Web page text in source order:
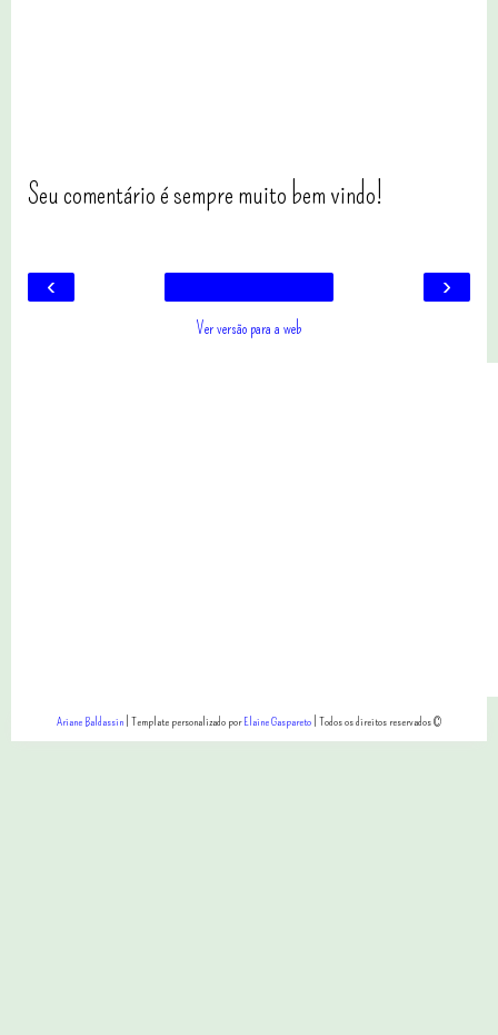
Seu comentário é sempre muito bem vindo!
‹ ›
Ver versão para a web
Ariane Baldassin| Template personalizado porElaine Gaspareto| Todos os direitos reservados ©